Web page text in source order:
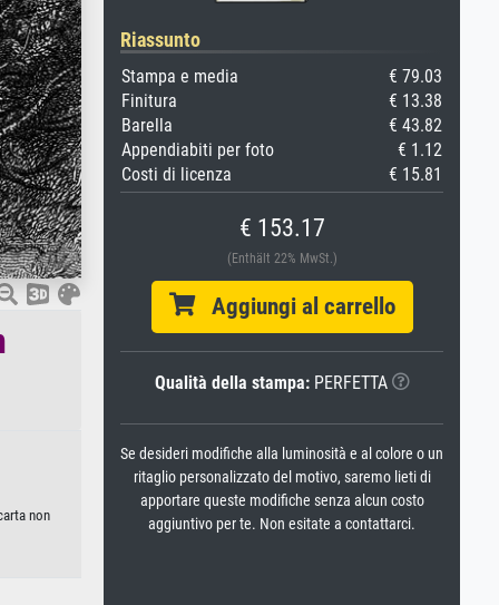
non
Riassunto
Stampa e media
€ 79.03
Finitura
€ 13.38
Barella
€ 43.82
Appendiabiti per foto
€ 1.12
Costi di licenza
€ 15.81
€ 153.17
(Enthält 22% MwSt.)
Aggiungi al carrello
Qualità della stampa:PERFETTA
Se desideri modifiche alla luminosità e al colore o un
ritaglio personalizzato del motivo, saremo lieti di
apportare queste modifiche senza alcun costo
aggiuntivo per te. Non esitate a contattarci.